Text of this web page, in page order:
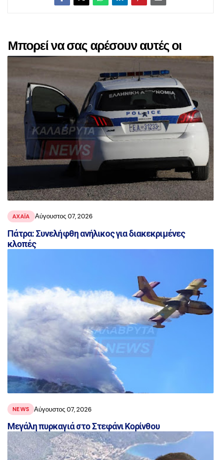
Μπορεί να σας αρέσουν αυτές οι
αναρτήσεις
ΑΧΑΪ́Α Αύγουστος 07, 2026
Πάτρα: Συνελήφθη ανήλικος για διακεκριμένες
κλοπές
NEWS Αύγουστος 07, 2026
Μεγάλη πυρκαγιά στο Στεφάνι Κορίνθου